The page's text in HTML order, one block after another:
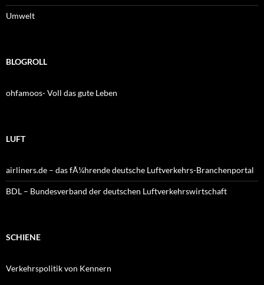
Umwelt
BLOGROLL
ohfamoos- Voll das gute Leben
LUFT
airliners.de – das fÃ¼hrende deutsche Luftverkehrs-Branchenportal
BDL – Bundesverband der deutschen Luftverkehrswirtschaft
SCHIENE
Verkehrspolitik von Kennern